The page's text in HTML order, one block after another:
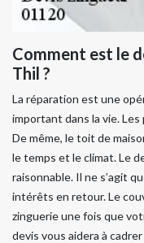
Comment est le
Thil ?
La réparation est une
important dans la vie.
De même, le toit de
le temps et le climat. Le
raisonnable. Il ne s’agit
intérêts en retour. Le
zinguerie une fois que
devis vous aidera à